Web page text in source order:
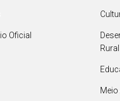
Oficial
Rural
Meio